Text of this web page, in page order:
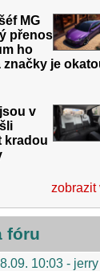
MG
přenos
ho
je
v
kradou
zobrazit
fóru
10:03 - jerry